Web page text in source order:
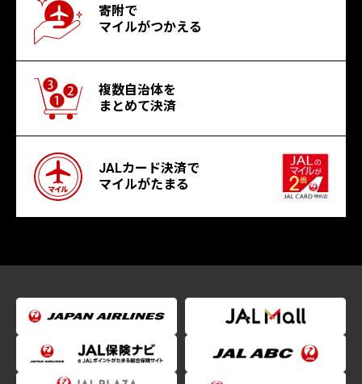
寄附で
マイルがつかえる
複数自治体を
まとめて決済
JALカード決済で
マイルがたまる